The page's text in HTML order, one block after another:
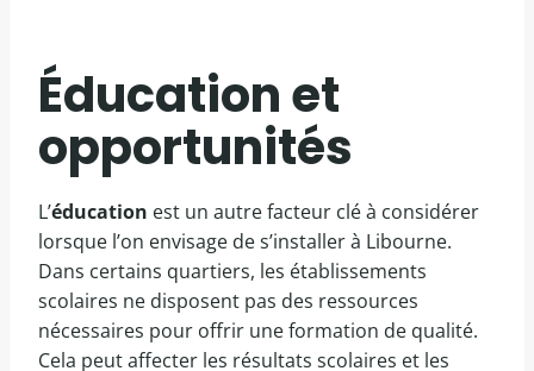
Éducation et
opportunités
L’éducation est un autre facteur clé à considérer
lorsque l’on envisage de s’installer à Libourne.
Dans certains quartiers, les établissements
scolaires ne disposent pas des ressources
nécessaires pour offrir une formation de qualité.
Cela peut affecter les résultats scolaires et les